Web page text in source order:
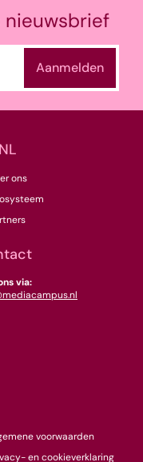
ons
via:
nieuwsbrief
voorwaarden
en cookieverklaring